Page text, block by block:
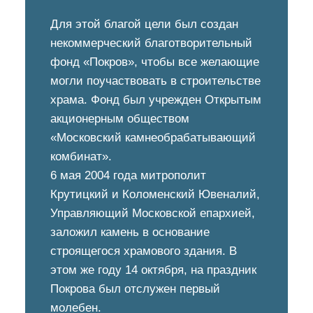
Для этой благой цели был создан
некоммерческий благотворительный
фонд «Покров», чтобы все желающие
могли поучаствовать в строительстве
храма. Фонд был учрежден Открытым
акционерным обществом
«Московский камнеобрабатывающий
комбинат».
6 мая 2004 года митрополит
Крутицкий и Коломенский Ювеналий,
Управляющий Московской епархией,
заложил камень в основание
строящегося храмового здания. В
этом же году 14 октября, на праздник
Покрова был отслужен первый
молебен.